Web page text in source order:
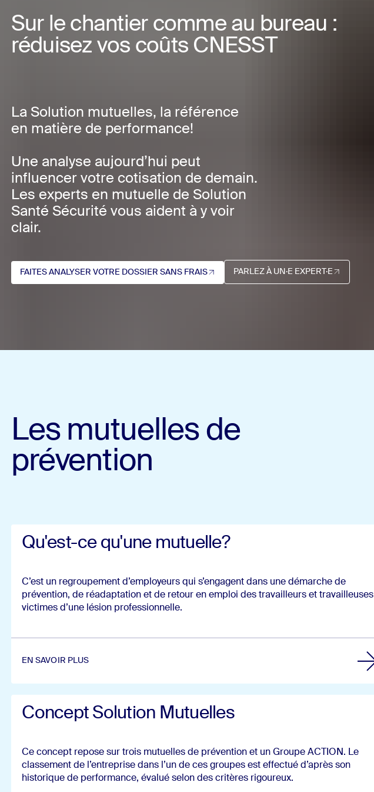
Sur le chantier comme au bureau :
réduisez vos coûts CNESST
La Solution mutuelles, la référence
en matière de performance!
Une analyse aujourd’hui peut
influencer votre cotisation de demain.
Les experts en mutuelle de Solution
Santé Sécurité vous aident à y voir
clair.
FAITES ANALYSER VOTRE DOSSIER SANS FRAIS PARLEZ À UN·E EXPERT·E
Les mutuelles de
prévention
Qu'est-ce qu'une mutuelle?
C’est un regroupement d’employeurs qui s’engagent dans une démarche de
prévention, de réadaptation et de retour en emploi des travailleurs et travailleuses
victimes d’une lésion professionnelle.
EN SAVOIR PLUS
Concept Solution Mutuelles
Ce concept repose sur trois mutuelles de prévention et un Groupe ACTION. Le
classement de l’entreprise dans l’un de ces groupes est effectué d’après son
historique de performance, évalué selon des critères rigoureux.